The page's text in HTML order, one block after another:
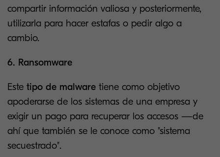
compartir información valiosa y posteriormente,
utilizarla para hacer estafas o pedir algo a
cambio.
6. Ransomware
Este tipo de malware tiene como objetivo
apoderarse de los sistemas de una empresa y
exigir un pago para recuperar los accesos —de
ahí que también se le conoce como "sistema
secuestrado".